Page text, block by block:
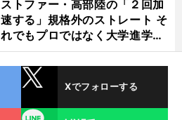
ストファー・高部陸の「２回加
速する」規格外のストレート そ
れでもプロではなく大学進学を
選ぶ理由
Xでフォローする
LINE